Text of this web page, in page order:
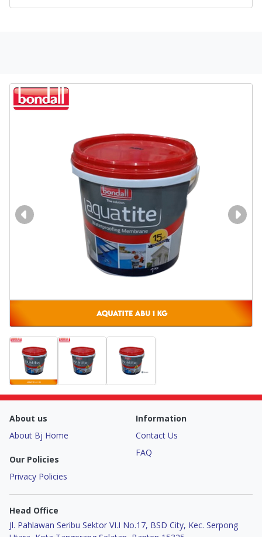
About us
About Bj Home
Our Policies
Privacy Policies
Information
Contact Us
FAQ
Head Office
Jl. Pahlawan Seribu Sektor VI.I No.17, BSD City, Kec. Serpong